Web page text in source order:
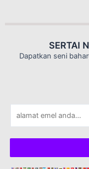
SERTAI
Dapatkan seni
l
*